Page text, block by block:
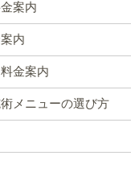
案内
内
金案内
メニューの選び方